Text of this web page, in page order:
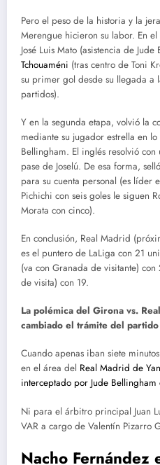
Pero el peso de la historia y la
Merengue hicieron su labor. En
José Luis Mato (asistencia de
Tchouaméni (tras centro de Toni
su primer gol desde su llegada a
partidos).
Y en la segunda etapa, volvió la
mediante su jugador estrella en
Bellingham. El inglés resolvió
pase de Joselú. De esa forma,
para su cuenta personal (es
Pichichi con seis goles le siguen
Morata con cinco).
En conclusión, Real Madrid
es el puntero de LaLiga con 21
(va con Granada de visitante)
de visita) con 19.
La polémica del Girona vs.
cambiado el trámite del partido
Cuando apenas iban siete
en el área del Real Madrid de
interceptado por Jude
Ni para el árbitro principal Juan
VAR a cargo de Valentín Pizarro
Nacho Fernández